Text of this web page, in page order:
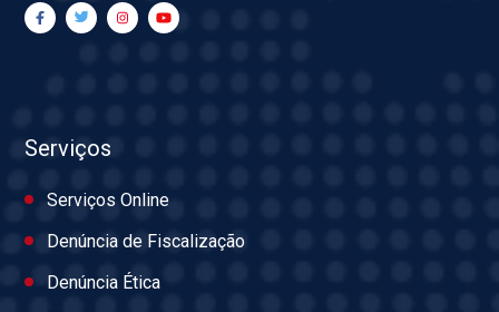
Serviços
Serviços Online
Denúncia de Fiscalização
Denúncia Ética